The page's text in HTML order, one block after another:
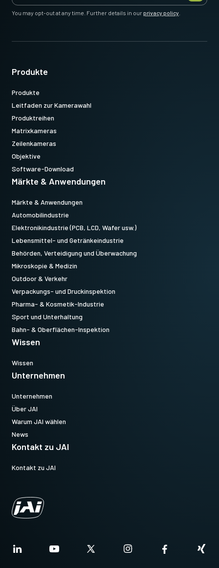
You may opt-out at any time. Further details in ourprivacy policy
Produkte
Produkte
Leitfaden zur Kamerawahl
Produktreihen
Matrixkameras
Zeilenkameras
Objektive
Software-Download
Märkte & Anwendungen
Märkte & Anwendungen
Automobilindustrie
Elektronikindustrie (PCB, LCD, Wafer usw.)
Lebensmittel- und Getränkeindustrie
Behörden, Verteidigung und Überwachung
Mikroskopie & Medizin
Outdoor & Verkehr
Verpackungs- und Druckinspektion
Pharma- & Kosmetik-Industrie
Sport und Unterhaltung
Bahn- & Oberflächen-Inspektion
Wissen
Wissen
Unternehmen
Unternehmen
Über JAI
Warum JAI wählen
News
Kontakt zu JAI
Kontakt zu JAI